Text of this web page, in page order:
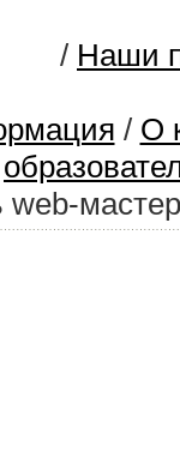
/ Наши
/ О
web-